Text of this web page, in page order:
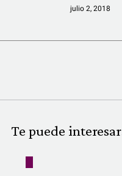
REDACCIÓN ABIERTA
LATFEMLAB.
QUIÉNES SOMOS
julio 2, 2018
Te puede